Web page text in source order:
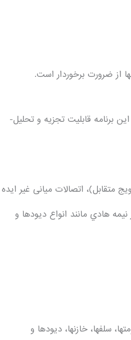
از ضرورت برخوردار است.
نرم­افزار HSPICE رایج­ترین نرم­ افزار شبيه سازي مدارهاي الكتريكي و الكترونيكي مي­باشد. اين برنامه قابليت تجزيه و تحليل­
متقابل)، اتصالات میانی غیر ایده
هادي مانند انواع دیودها و
سلف­ها، خازن­ها، ديودها و